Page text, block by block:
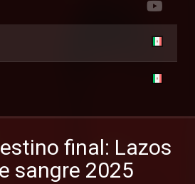
final: Lazos
sangre 2025